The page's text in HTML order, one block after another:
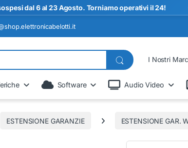
dal 6 al 23 Agosto. Torniamo operativi il 24! •
I Nostri
Software Audio Video
ESTENSIONE GARANZIE ESTENSIONE GAR.